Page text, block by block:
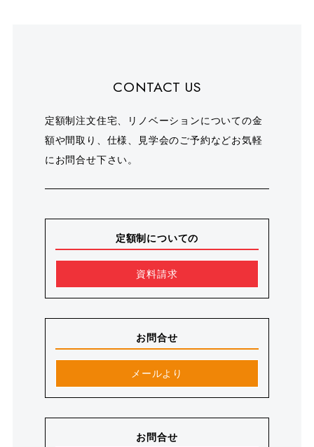
CONTACT US
定額制注文住宅、リノベーションについての金
額や間取り、仕様、見学会のご予約などお気軽
にお問合せ下さい。
定額制についての
資料請求
お問合せ
メールより
お問合せ